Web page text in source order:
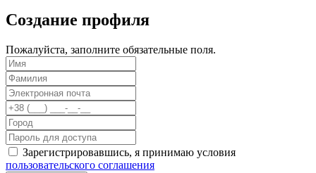
Создание профиля
Пожалуйста, заполните обязательные поля.
Зарегистрировавшись, я принимаю условия
пользовательского соглашения